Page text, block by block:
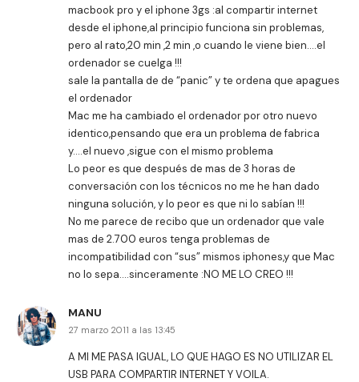
macbook pro y el iphone 3gs :al compartir internet
desde el iphone,al principio funciona sin problemas,
pero al rato,20 min ,2 min ,o cuando le viene bien….el
ordenador se cuelga !!!
sale la pantalla de de “panic” y te ordena que apagues
el ordenador
Mac me ha cambiado el ordenador por otro nuevo
identico,pensando que era un problema de fabrica
y….el nuevo ,sigue con el mismo problema
Lo peor es que después de mas de 3 horas de
conversación con los técnicos no me he han dado
ninguna solución, y lo peor es que ni lo sabían !!!
No me parece de recibo que un ordenador que vale
mas de 2.700 euros tenga problemas de
incompatibilidad con “sus” mismos iphones,y que Mac
no lo sepa….sinceramente :NO ME LO CREO !!!
MANU
27 marzo 2011 a las 13:45
A MI ME PASA IGUAL, LO QUE HAGO ES NO UTILIZAR EL
USB PARA COMPARTIR INTERNET Y VOILA.